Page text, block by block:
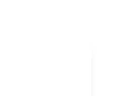
ses performances à